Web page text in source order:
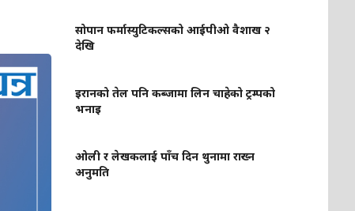
सोपान फर्मास्युटिकल्सको आईपीओ वैशाख २
देखि
इरानको तेल पनि कब्जामा लिन चाहेको ट्रम्पको
भनाइ
ओली र लेखकलाई पाँच दिन थुनामा राख्न
अनुमति